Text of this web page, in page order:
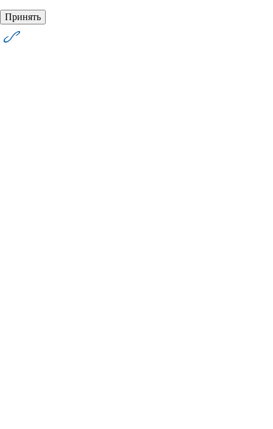
Принять